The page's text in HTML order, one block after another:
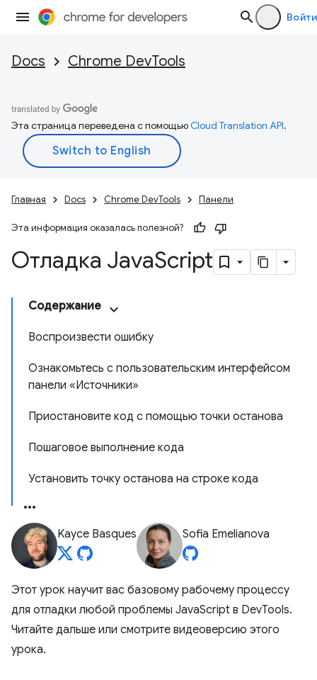
Войти
Docs Chrome DevTools
Эта страница переведена с помощьюCloud Translation API.
Главная Docs Chrome DevTools Панели
Эта информация оказалась полезной?
Отладка JavaScript
Содержание
Воспроизвести ошибку
Ознакомьтесь с пользовательским интерфейсом
панели «Источники»
Приостановите код с помощью точки останова
Пошаговое выполнение кода
Установить точку останова на строке кода
Kayce Basques Sofia Emelianova
Этот урок научит вас базовому рабочему процессу
для отладки любой проблемы JavaScript в DevTools.
Читайте дальше или смотрите видеоверсию этого
урока.